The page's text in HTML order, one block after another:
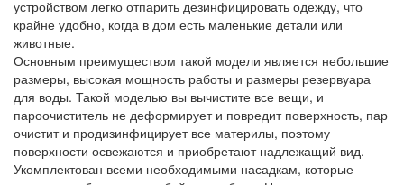
устройством легко отпарить дезинфицировать одежду, что
крайне удобно, когда в дом есть маленькие детали или
животные.
Основным преимуществом такой модели является небольшие
размеры, высокая мощность работы и размеры резервуара
для воды. Такой моделью вы вычистите все вещи, и
пароочиститель не деформирует и повредит поверхность, пар
очистит и продизинфицирует все материлы, поэтому
поверхности освежаются и приобретают надлежащий вид.
Укомплектован всеми необходимыми насадкам, которые